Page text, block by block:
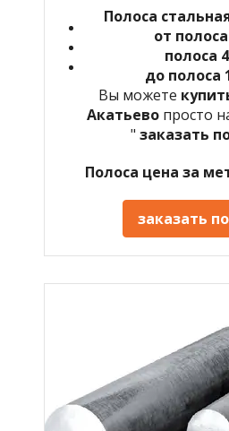
Полоса
от
полоса
до полоса
Вы можете
Акатьево просто
" заказать
Полоса цена за
заказать